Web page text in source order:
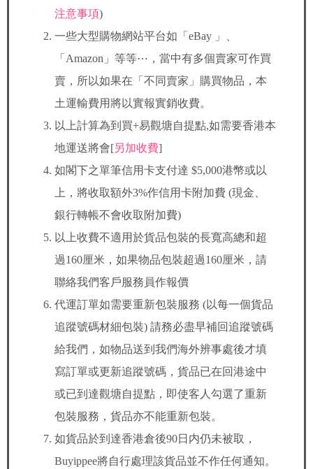
注意事項)
一些大型購物網站平台如「eBay 」、
「Amazon」等等⋯，當中有多個賣家可作買
賣，所以如果在「不同賣家」購買物品，本
土運輸費用將以實報實銷收費。
以上計算為到買+易觀塘自提點,如需要香港本
地運送將會[另加收費]
如閣下之單筆信用卡支付達 $5,000港幣或以
上，將收取額外3%作信用卡附加費 (現金、
銀行轉帳不會收取附加費)
以上收費不適用於貨品包裝的長寬高總和超
過160厘米，如果物品包裝超過160厘米，請
聯絡我們客戶服務員作報價
代運訂單如需要重新包裝服務 (以每一個貨品
追蹤號碼材細包裝) 請務必盡早補回追蹤號碼
給我們，如物品送到我們海外辨事處後才填
寫訂單或更新追蹤號碼，貨品已在回港途中
或已到達觀塘自提點，即使客人勾選了重新
包裝服務，貨品亦不能重新包裝。
如貨品於到達香港倉後90日内仍未被取，
Buyippee將自行處理該貨品並不作任何通知。